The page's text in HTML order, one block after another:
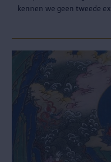
kennen we geen tweede